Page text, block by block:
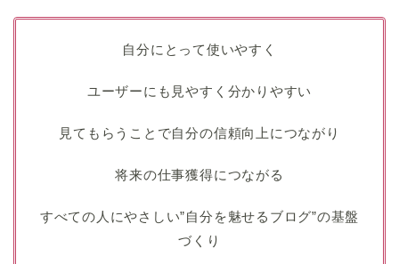
自分にとって使いやすく
ユーザーにも見やすく分かりやすい
見てもらうことで自分の信頼向上につながり
将来の仕事獲得につながる
すべての人にやさしい”自分を魅せるブログ”の基盤
づくり